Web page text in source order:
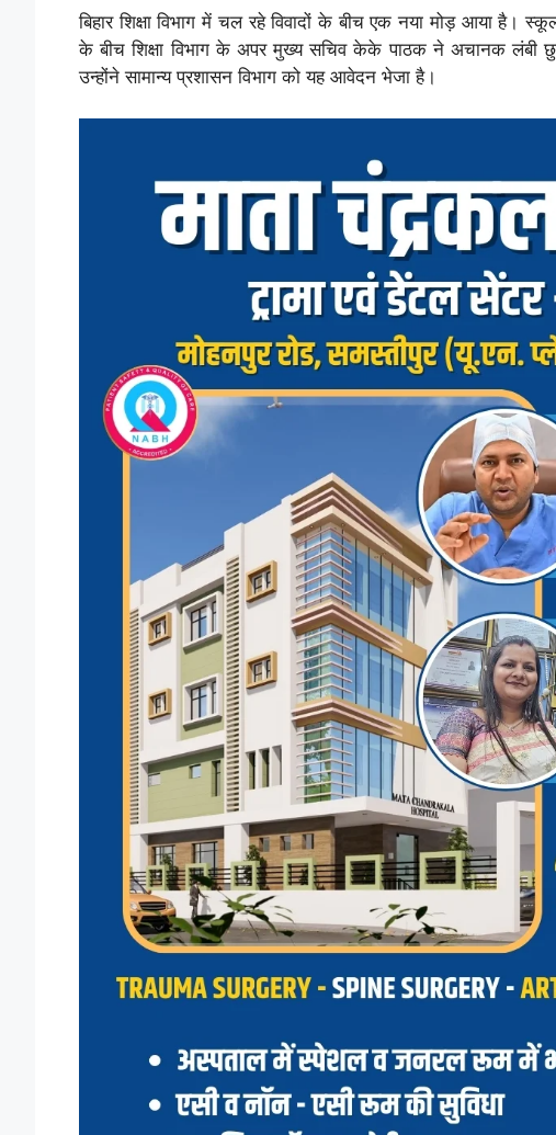
बिहार शिक्षा विभाग में चल रहे विवादों के बीच एक नया मोड़ आया है।
के बीच शिक्षा विभाग के अपर मुख्य सचिव केके पाठक ने अचानक लंबी
उन्होंने सामान्य प्रशासन विभाग को यह आवेदन भेजा है।